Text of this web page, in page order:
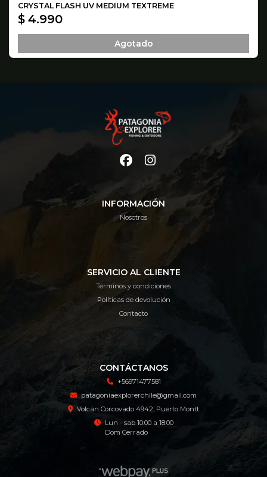
CRYSTAL FLASH UV MEDIUM TEXTREME
$ 4.990
Agotado
INFORMACIÓN
Nosotros
SERVICIO AL CLIENTE
Términos y condiciones
Políticas de devolución
Contacto
CONTÁCTANOS
+56971477581
patagoniaexplorerchile@gmail.com
Volcán Corcovado 4942, Puerto Montt
Lun - sab 10:00 a 18:00
Dom Cerrado